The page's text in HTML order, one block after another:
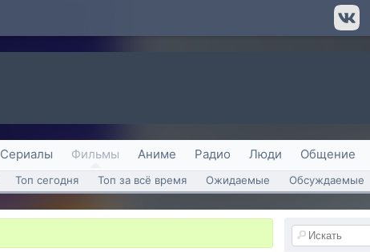
Сериалы Фильмы Аниме Радио Люди Общение
Топ сегодня Топ за всё время Ожидаемые Обсуждаемые